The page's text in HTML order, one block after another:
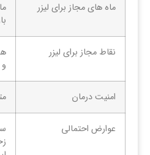
ماه های مجاز برای لیزر
نقاط مجاز برای لیزر
امنیت درمان
عوارض احتمالی